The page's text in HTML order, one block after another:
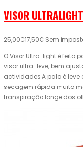
VISOR
25,00€17,50€ Sem
O Visor Ultra-light é feito
visor ultra-leve, bem
actividades.A pala é leve
secagem rápida muito
transpiração longe dos